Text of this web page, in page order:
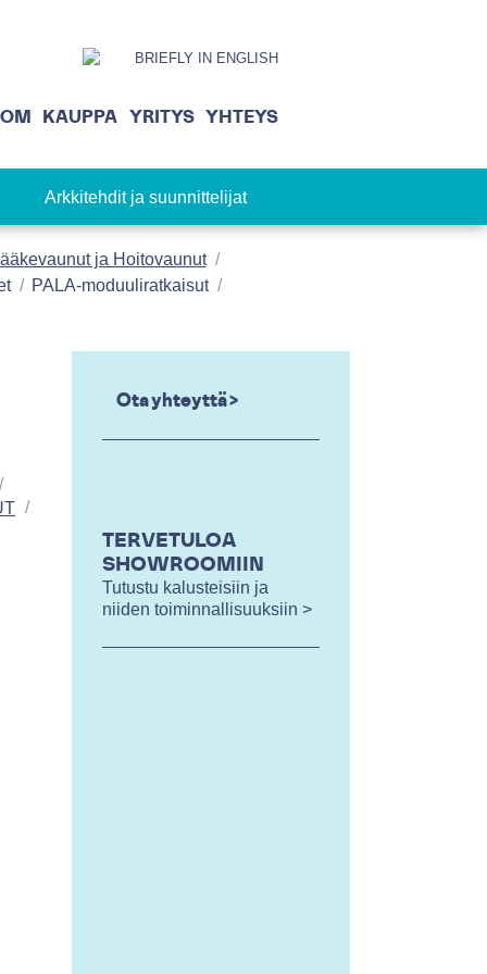
BRIEFLY IN ENGLISH
KAUPPA YRITYS YHTEYS
Arkkitehdit ja suunnittelijat
ja Hoitovaunut
PALA-moduuliratkaisut
Ota yhteyttä >
TERVETULOA
SHOWROOMIIN
Tutustu kalusteisiin ja
niiden toiminnallisuuksiin >